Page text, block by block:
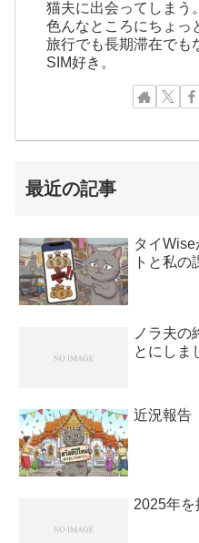
猫夫に出会ってしまう。
色んなところにちょっ
旅行でも長期滞在でも
SIM好き。
最近の記事
タイ
トと私の
ノラ夫の
とにしま
近況報告
2025年を